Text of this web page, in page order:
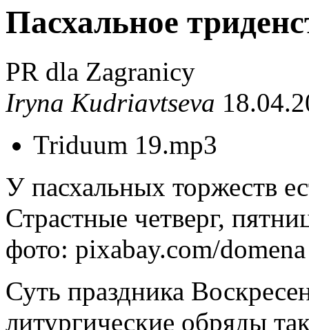
Пасхальное
PR dla Zagranicy
Iryna Kudriavtseva
Triduum 19.mp3
У пасхальных торжеств
Страстные четверг,
фото: pixabay.com/
Суть праздника
литургические обряды